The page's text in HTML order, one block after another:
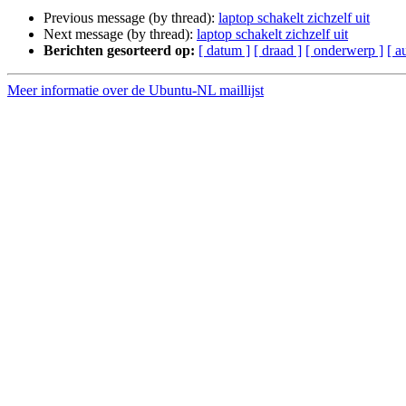
Previous message (by thread): laptop schakelt zichzelf uit
Next message (by thread): laptop schakelt zichzelf uit
Berichten gesorteerd op: [ datum ] [ draad ] [ onderwerp ] [
Meer informatie over de Ubuntu-NL maillijst